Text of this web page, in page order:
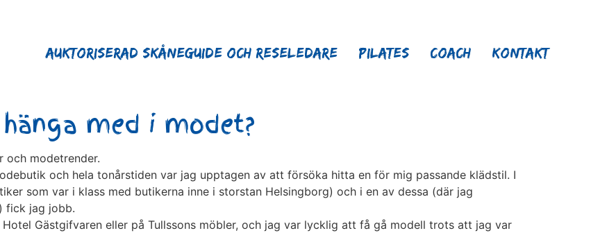
Auktoriserad Skåneguide och Reseledare Pilates Coach Kontakt
med i modet?
och modetrender.
och hela tonårstiden var jag upptagen av att försöka hitta en för mig passande klädstil. I
som var i klass med butikerna inne i storstan Helsingborg) och i en av dessa (där jag
fick jag jobb.
Gästgifvaren eller på Tullssons möbler, och jag var lycklig att få gå modell trots att jag var